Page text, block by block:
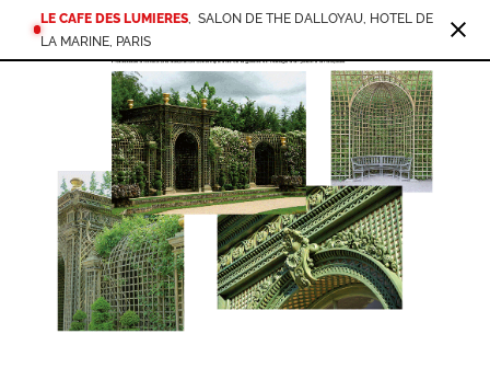
LE CAFE DES LUMIERES, SALON DE THE DALLOYAU, HOTEL DE
LA MARINE, PARIS